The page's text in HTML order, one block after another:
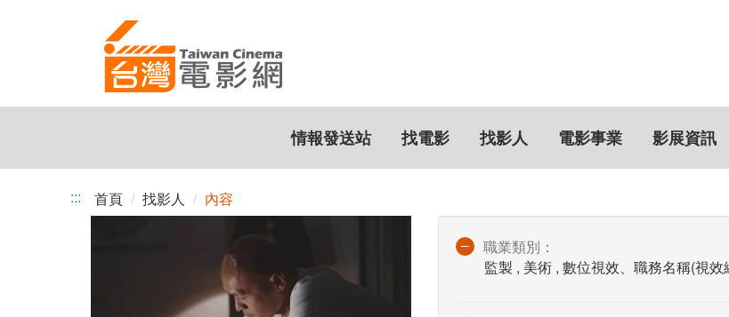
情報發送站 找電影 找影人 電影事業 影展資訊
::: 首頁 找影人 內容
職業類別：
監製 , 美術 , 數位視效、職務名稱(視